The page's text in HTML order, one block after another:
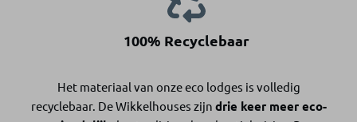
100% Recyclebaar
Het materiaal van onze eco lodges is volledig
recyclebaar. De Wikkelhouses zijn drie keer meer eco-